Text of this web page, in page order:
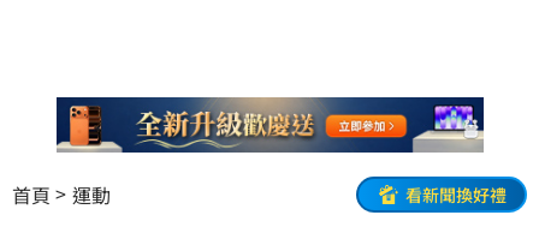
首頁 運動 看新聞換好禮